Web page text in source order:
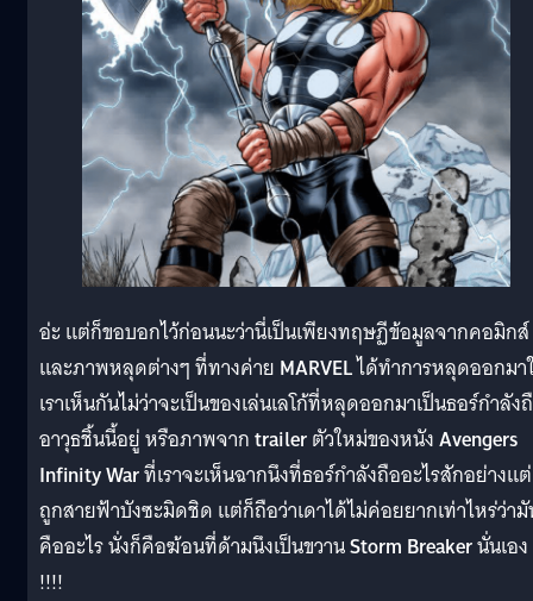
อ่ะ แต่ก็ขอบอกไว้ก่อนนะว่านี่เป็นเพียงทฤษฏีข้อมูลจากคอมิกส์
และภาพหลุดต่างๆ ที่ทางค่าย MARVELได้ทำการหลุดออกมา
เราเห็นกันไม่ว่าจะเป็นของเล่นเลโก้ที่หลุดออกมาเป็นธอร์กำลัง
อาวุธชิ้นนี้อยู่ หรือภาพจากtrailerตัวใหม่ของหนังAvengers
Infinity Warที่เราจะเห็นฉากนึงที่ธอร์กำลังถืออะไรสักอย่างแต่
ถูกสายฟ้าบังซะมิดชิด แต่ก็ถือว่าเดาได้ไม่ค่อยยากเท่าไหร่ว่า
คืออะไร นั่งก็คือฆ้อนที่ด้ามนึงเป็นขวานStorm Breakerนั่นเอง
!!!!